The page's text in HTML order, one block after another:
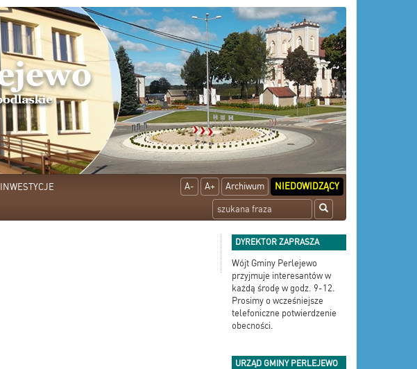
INWESTYCJE A- A+ Archiwum NIEDOWIDZĄCY
DYREKTOR ZAPRASZA
Wójt Gminy Perlejewo
przyjmuje interesantów w
każdą środę w godz. 9-12.
Prosimy o wcześniejsze
telefoniczne potwierdzenie
obecności.
URZĄD GMINY PERLEJEWO